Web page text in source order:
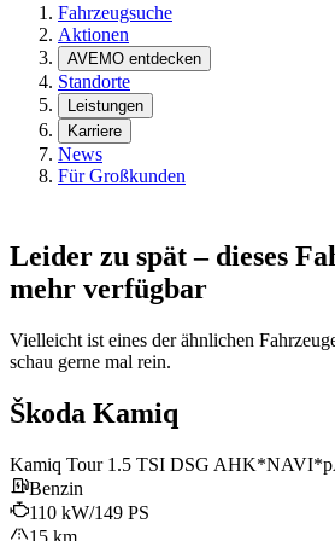
Fahrzeugsuche
Aktionen
AVEMO entdecken
Standorte
Leistungen
Karriere
News
Für Großkunden
Leider zu spät – dieses
mehr verfügbar
Vielleicht ist eines der ähnlichen
schau gerne mal rein.
Škoda Kamiq
Kamiq Tour 1.5 TSI DSG
Benzin
110 kW/149 PS
15 km